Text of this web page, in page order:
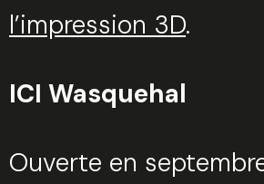
l’impression 3D.
ICI Wasquehal
Ouverte en